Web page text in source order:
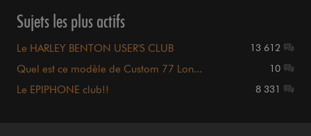
Sujets les plus actifs
Le HARLEY BENTON USER'S CLUB 13 612
Quel est ce modèle de Custom 77 Lon... 10
Le EPIPHONE club!! 8 331